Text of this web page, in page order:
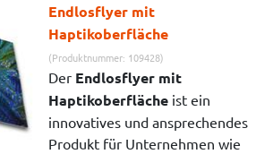
Endlosflyer mit
Haptikoberfläche
(Produktnummer: 109428)
Der Endlosflyer mit
Haptikoberfläche ist ein
innovatives und ansprechendes
Produkt für Unternehmen wie